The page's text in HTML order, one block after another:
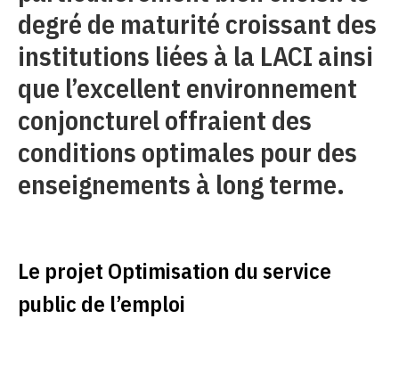
degré de maturité croissant des
institutions liées à la LACI ainsi
que l’excellent environnement
conjoncturel offraient des
conditions optimales pour des
enseignements à long terme.
Le projet Optimisation du service
public de l’emploi